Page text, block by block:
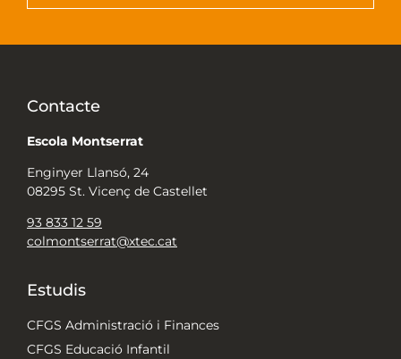
Contacte
Escola Montserrat
Enginyer Llansó, 24
08295 St. Vicenç de Castellet
93 833 12 59
colmontserrat@xtec.cat
Estudis
CFGS Administració i Finances
CFGS Educació Infantil